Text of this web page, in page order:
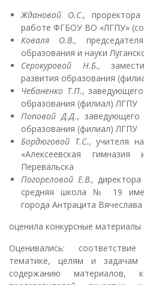
Ждановой О.С., проректора
работе ФГБОУ ВО «ЛГПУ»
Коваля О.В.,
образования и науки
Серокуровой Н.Б.,
развития образования
Чебаненко Т.П.,
образования (филиал) ЛГПУ
Поповой Д.Д., заведующего
образования (филиал) ЛГПУ
Бордюговой Т.С., учителя
«Алексеевская
Перевальска
Погореловой Е.В.,
средняя школа № 19
города Антрацита
оценила конкурсные материалы
Оценивались:
тематике, целям и задачам
содержанию материалов,